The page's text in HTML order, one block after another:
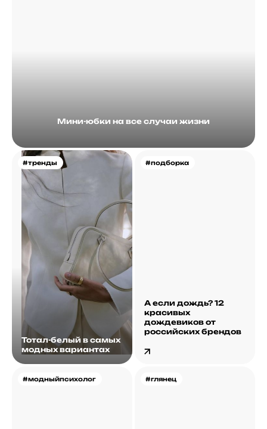
Мини-юбки на все случаи жизни
#тренды
Тотал-белый в самых
модных вариантах
#подборка
А если дождь? 12
красивых
дождевиков от
российских брендов
#модныйпсихолог #глянец